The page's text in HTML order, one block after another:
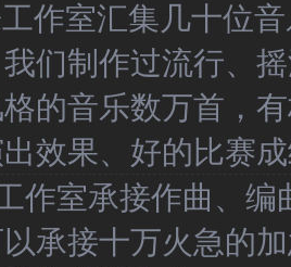
室汇集几十位音
们制作过流行、
的音乐数万首，
效果、好的比赛
室承接作曲、编
承接十万火急的